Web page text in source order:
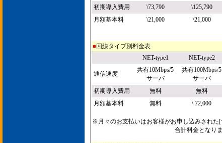
初期導入費用
\73,790 \125,790
月額基本料
\21,000 \21,000
■ 回線タイプ別料金表
NET-type1
NET-type2
通信速度
共有10Mbps/5
サーバ
共有100Mbps/5
サーバ
初期導入費用 無料 無料
月額基本料
無料 \ 72,000
※月々のお支払いはお客様がお申し込みされ
合計料金となりま